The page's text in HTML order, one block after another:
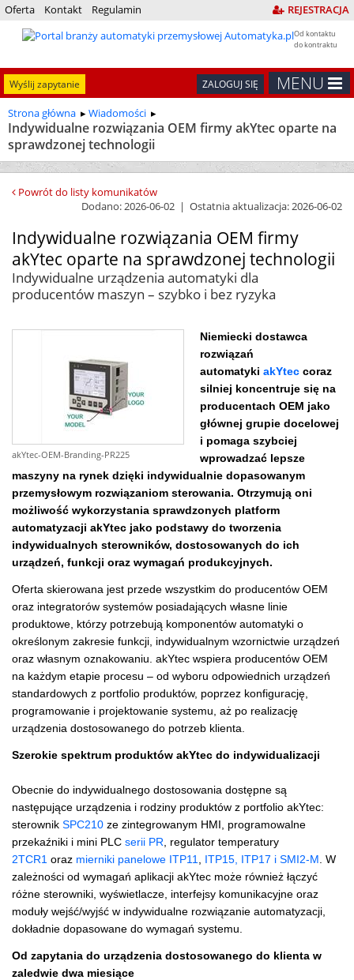
Oferta Kontakt Regulamin REJESTRACJA
Od kontaktu
do kontraktu
MENU
ZALOGUJ SIĘ
Wyślij zapytanie
Strona główna Wiadomości
Indywidualne rozwiązania OEM firmy akYtec oparte na
sprawdzonej technologii
Powrót do listy komunikatów
Dodano: 2026-06-02 | Ostatnia aktualizacja: 2026-06-02
Indywidualne rozwiązania OEM firmy
akYtec oparte na sprawdzonej technologii
Indywidualne urządzenia automatyki dla
producentów maszyn – szybko i bez ryzyka
akYtec-OEM-Branding-PR225
Niemiecki dostawca
rozwiązań
automatyki akYtec coraz
silniej koncentruje się na
producentach OEM jako
głównej grupie docelowej
i pomaga szybciej
wprowadzać lepsze
maszyny na rynek dzięki indywidualnie dopasowanym
przemysłowym rozwiązaniom sterowania. Otrzymują oni
możliwość wykorzystania sprawdzonych platform
automatyzacji akYtec jako podstawy do tworzenia
indywidualnych sterowników, dostosowanych do ich
urządzeń, funkcji oraz wymagań produkcyjnych.
Oferta skierowana jest przede wszystkim do producentów OEM
oraz integratorów systemów posiadających własne linie
produktowe, którzy potrzebują komponentów automatyki o
określonym zakresie funkcji, indywidualnym wzornictwie urządzeń
oraz własnym oznakowaniu. akYtec wspiera producentów OEM
na każdym etapie procesu – od wyboru odpowiednich urządzeń
standardowych z portfolio produktów, poprzez konfigurację,
programowanie i projektowanie systemu, aż po realizację
urządzenia dostosowanego do potrzeb klienta.
Szerokie spektrum produktów akYtec do indywidualizacji
Obecnie do indywidualnego dostosowania dostępne są
następujące urządzenia i rodziny produktów z portfolio akYtec:
sterownik SPC210 ze zintegrowanym HMI, programowalne
przekaźniki i mini PLC serii PR , regulator temperatury
2TCR1 oraz mierniki panelowe ITP11 ITP15, ITP17 i SMI2-M . W
zależności od wymagań aplikacji akYtec może również łączyć
różne sterowniki, wyświetlacze, interfejsy komunikacyjne oraz
moduły wejść/wyjść w indywidualne rozwiązanie automatyzacji,
dokładnie dopasowane do wymagań systemu.
Od zapytania do urządzenia dostosowanego do klienta w
zaledwie dwa miesiące